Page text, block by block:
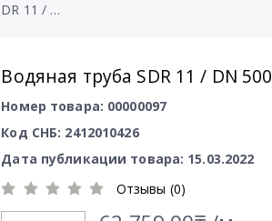
Водяная труба SDR 11 / DN 500
Водяная труба SDR 11 / DN 500
Номер товара: 00000097
Код СНБ: 2412010426
Дата публикации товара: 15.03.2022
Отзывы (0)